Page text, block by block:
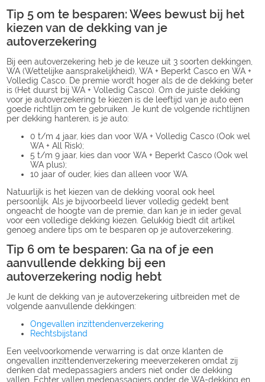
Tip 5 om te besparen: Wees bewust bij het
kiezen van de dekking van je
autoverzekering
Bij een autoverzekering heb je de keuze uit 3 soorten dekkingen,
WA (Wettelijke aansprakelijkheid), WA + Beperkt Casco en WA +
Volledig Casco. De premie wordt hoger als de de dekking beter
is (Het duurst bij WA + Volledig Casco). Om de juiste dekking
voor je autoverzekering te kiezen is de leeftijd van je auto een
goede richtlijn om te gebruiken. Je kunt de volgende richtlijnen
per dekking hanteren, is je auto:
0 t/m 4 jaar, kies dan voor WA + Volledig Casco (Ook wel
WA + All Risk);
5 t/m 9 jaar, kies dan voor WA + Beperkt Casco (Ook wel
WA plus);
10 jaar of ouder, kies dan alleen voor WA.
Natuurlijk is het kiezen van de dekking vooral ook heel
persoonlijk. Als je bijvoorbeeld liever volledig gedekt bent
ongeacht de hoogte van de premie, dan kan je in ieder geval
voor een volledige dekking kiezen. Gelukkig biedt dit artikel
genoeg andere tips om te besparen op je autoverzekering.
Tip 6 om te besparen: Ga na of je een
aanvullende dekking bij een
autoverzekering nodig hebt
Je kunt de dekking van je autoverzekering uitbreiden met de
volgende aanvullende dekkingen:
Ongevallen inzittendenverzekering
Rechtsbijstand
Een veelvoorkomende verwarring is dat onze klanten de
ongevallen inzittendenverzekering meeverzekeren omdat zij
denken dat medepassagiers anders niet onder de dekking
vallen. Echter vallen medepassagiers onder de WA-dekking en